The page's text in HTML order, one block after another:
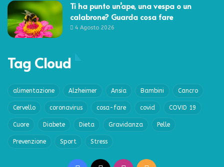
Ti ha punto un’ape, una vespa o un
calabrone? Guarda cosa fare
4 Agosto 2026
Tag Cloud
alimentazione Alzheimer Ansia Bambini Cancro
Cervello coronavirus cosa-fare covid COVID 19
Cuore Diabete Dieta Gravidanza Pelle
Prevenzione Sport Stress